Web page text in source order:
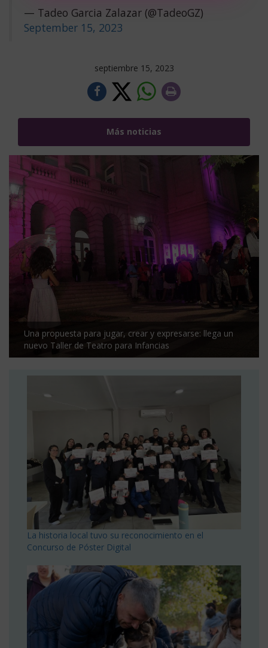
— Tadeo Garcia Zalazar (@TadeoGZ)
September 15, 2023
septiembre 15, 2023
Más noticias
Una propuesta para jugar, crear y expresarse: llega un
nuevo Taller de Teatro para Infancias
La historia local tuvo su reconocimiento en el
Concurso de Póster Digital